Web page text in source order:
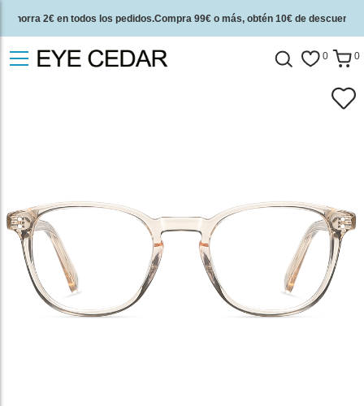
Ahorra 2€ en todos los pedidos.Compra 99€ o más, obtén 10€ de descuento.
2 años de garantía de calidad y 30 días de garantía de devolución del dinero.
0 0